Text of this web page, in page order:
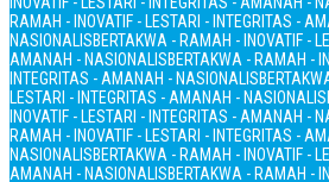
RAMAH - INOVATIF - LESTARI - INTEGRITAS -
NASIONALISBERTAKWA - RAMAH - INOVATIF -
AMANAH - NASIONALISBERTAKWA - RAMAH -
INTEGRITAS - AMANAH - NASIONALIS
LESTARI - INTEGRITAS - AMANAH - NASIONALIS
INOVATIF - LESTARI - INTEGRITAS - AMANAH -
RAMAH - INOVATIF - LESTARI - INTEGRITAS -
NASIONALISBERTAKWA - RAMAH - INOVATIF -
AMANAH - NASIONALISBERTAKWA - RAMAH -